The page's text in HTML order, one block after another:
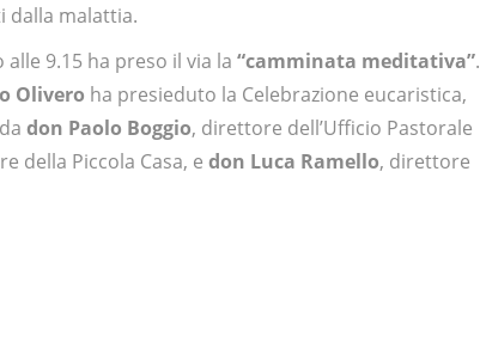
dalla malattia.
9.15 ha preso il via la “camminata meditativa”.
Olivero ha presieduto la Celebrazione eucaristica,
don Paolo Boggio, direttore dell’Ufficio Pastorale
della Piccola Casa, e don Luca Ramello, direttore